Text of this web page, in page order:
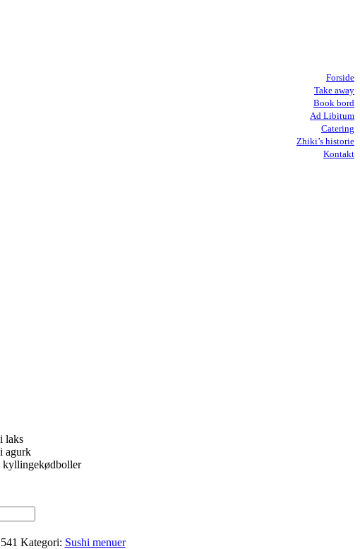
Forside
Take away
Book bord
Ad Libitum
Catering
Zhiki’s historie
Kontakt
laks
agurk
kyllingekødboller
541 Kategori: Sushi menuer